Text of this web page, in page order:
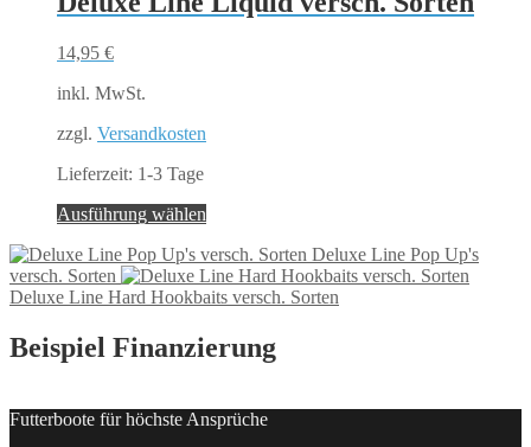
14,95 €
inkl. MwSt.
zzgl. Versandkosten
Lieferzeit: 1-3 Tage
Ausführung wählen
weist
mehrere
Varianten
Die
Optionen
auf
der
Deluxe Line Pop Up's
versch. Sorten
Deluxe Line Hard Hookbaits versch. Sorten
Beispiel Finanzierung
Futterboote für höchste Ansprüche